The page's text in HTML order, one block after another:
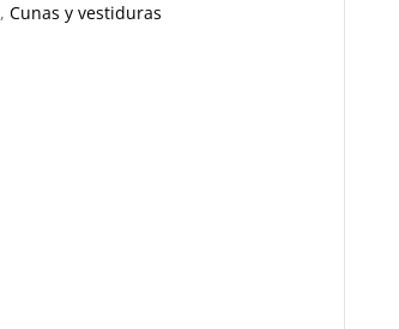
,Cunas y vestiduras